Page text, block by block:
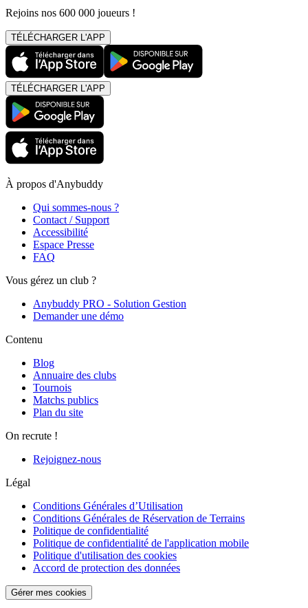
Rejoins nos 600 000 joueurs !
TÉLÉCHARGER L'APP
TÉLÉCHARGER L'APP
À propos d'Anybuddy
Qui sommes-nous ?
Contact / Support
Accessibilité
Espace Presse
FAQ
Vous gérez un club ?
Anybuddy PRO - Solution Gestion
Demander une démo
Contenu
Blog
Annuaire des clubs
Tournois
Matchs publics
Plan du site
On recrute !
Rejoignez-nous
Légal
Conditions Générales d’Utilisation
Conditions Générales de Réservation de Terrains
Politique de confidentialité
Politique de confidentialité de l'application mobile
Politique d'utilisation des cookies
Accord de protection des données
Gérer mes cookies